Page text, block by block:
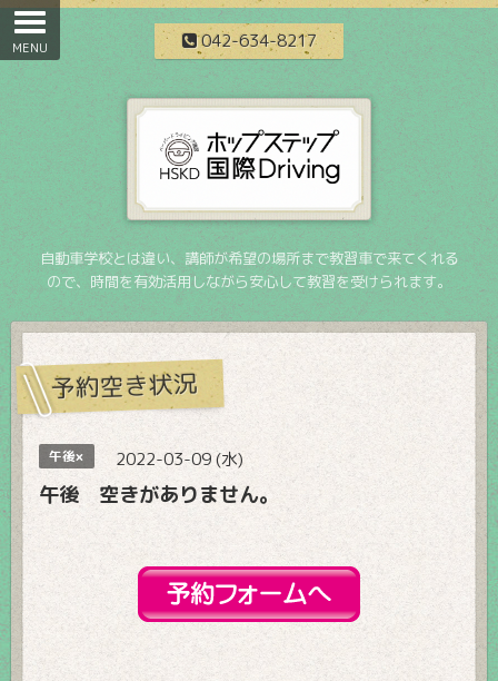
042-634-8217
自動車学校とは違い、講師が希望の場所まで教習車で来てくれる
ので、時間を有効活用しながら安心して教習を受けられます。
予約空き状況
午後× 2022-03-09 (水)
午後 空きがありません。